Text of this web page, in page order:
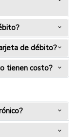
de débito?
tienen costo?